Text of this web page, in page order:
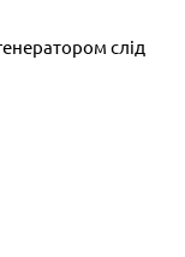
слід